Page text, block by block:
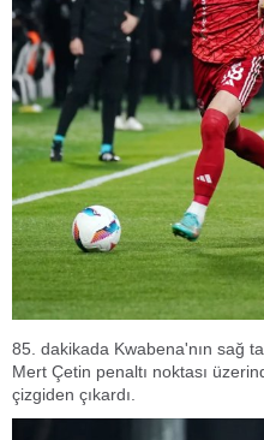
85. dakikada Kwabena'nın sağ
Mert Çetin penaltı noktası
çizgiden çıkardı.